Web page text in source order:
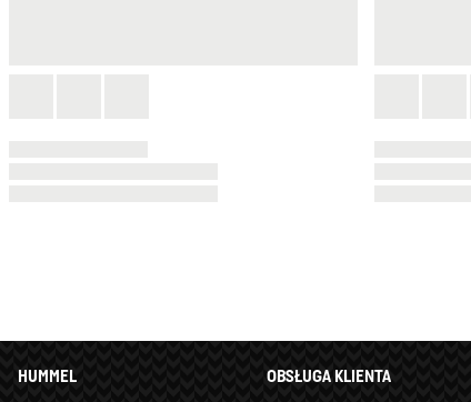
HUMMEL OBSŁUGA KLIENTA